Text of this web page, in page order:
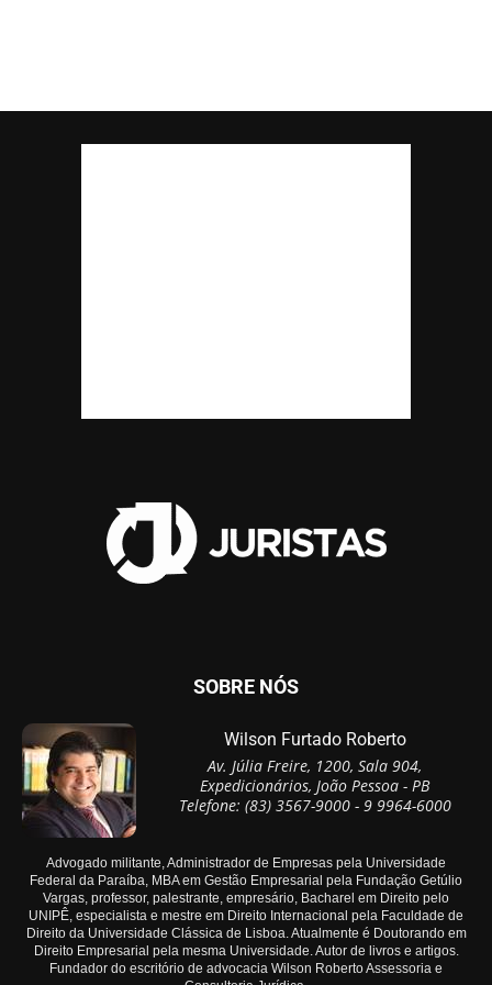
SOBRE NÓS
Wilson Furtado Roberto
Av. Júlia Freire, 1200, Sala 904,
Expedicionários, João Pessoa - PB
Telefone: (83) 3567-9000 - 9 9964-6000
Advogado militante, Administrador de Empresas pela Universidade
Federal da Paraíba, MBA em Gestão Empresarial pela Fundação Getúlio
Vargas, professor, palestrante, empresário, Bacharel em Direito pelo
UNIPÊ, especialista e mestre em Direito Internacional pela Faculdade de
Direito da Universidade Clássica de Lisboa. Atualmente é Doutorando em
Direito Empresarial pela mesma Universidade. Autor de livros e artigos.
Fundador do escritório de advocacia Wilson Roberto Assessoria e